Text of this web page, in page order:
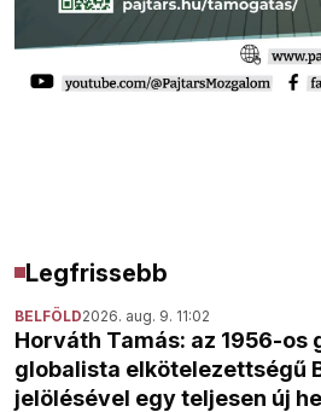
Legfrissebb
BELFÖLD2026. aug. 9. 11:02
Horváth Tamás: az 1956-os
globalista elkötelezettségű
jelölésével egy teljesen új